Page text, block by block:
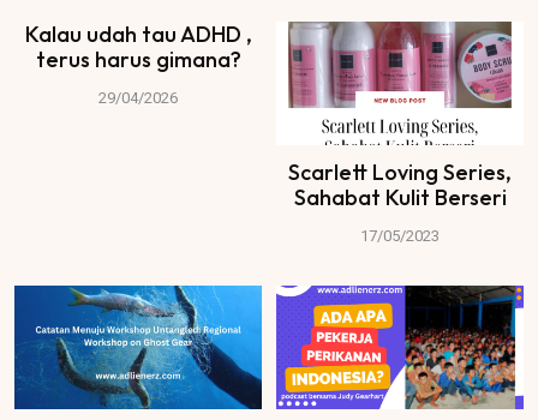
Kalau udah tau ADHD ,
terus harus gimana?
29/04/2026
Scarlett Loving Series,
Sahabat Kulit Berseri
17/05/2023